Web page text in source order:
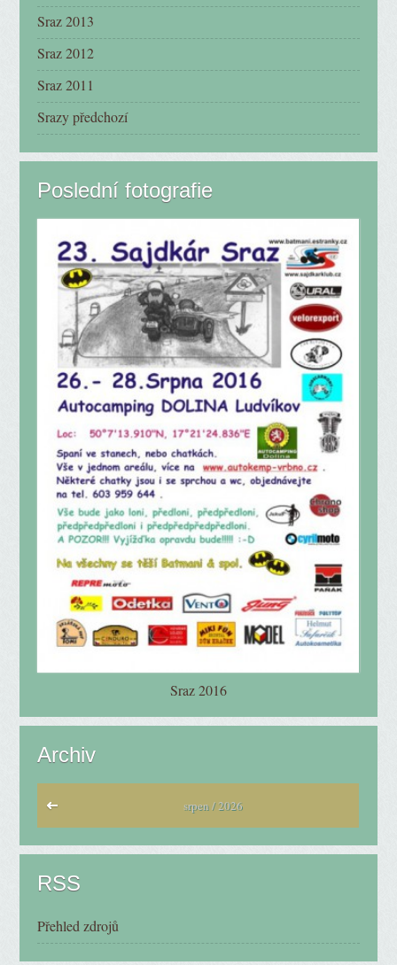
Sraz 2013
Sraz 2012
Sraz 2011
Srazy předchozí
Poslední fotografie
Sraz 2016
Archiv
srpen / 2026
RSS
Přehled zdrojů